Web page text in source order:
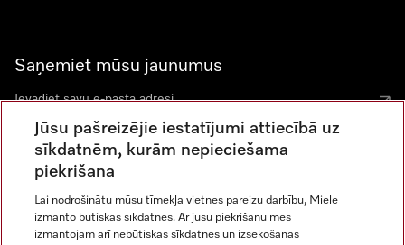
Saņemiet mūsu jaunumus
Miele vietnē Instagram
Miele vietnē Facebook
Miele vietnē Youtube
Jūsu pašreizējie iestatījumi attiecībā uz
sīkdatnēm, kurām nepieciešama
piekrišana
Lai nodrošinātu mūsu tīmekļa vietnes pareizu darbību, Miele
izmanto būtiskas sīkdatnes. Ar jūsu piekrišanu mēs
izmantojam arī nebūtiskas sīkdatnes un izsekošanas